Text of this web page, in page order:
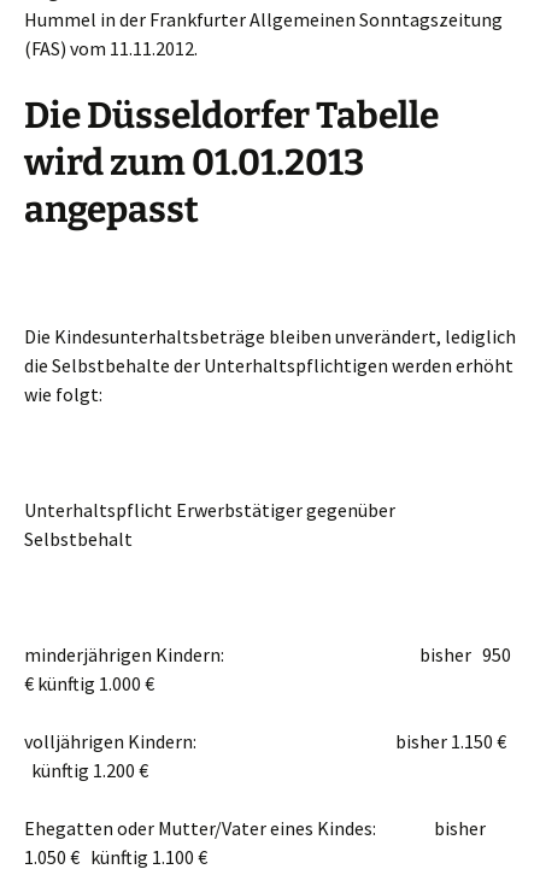
Hummel in der Frankfurter Allgemeinen Sonntagszeitung
(FAS) vom 11.11.2012.
Die Düsseldorfer Tabelle
wird zum 01.01.2013
angepasst
Die Kindesunterhaltsbeträge bleiben unverändert, lediglich
die Selbstbehalte der Unterhaltspflichtigen werden erhöht
wie folgt:
Unterhaltspflicht Erwerbstätiger gegenüber
Selbstbehalt
minderjährigen Kindern: bisher 950
€ künftig 1.000 €
volljährigen Kindern: bisher 1.150 €
künftig 1.200 €
Ehegatten oder Mutter/Vater eines Kindes: bisher
1.050 € künftig 1.100 €